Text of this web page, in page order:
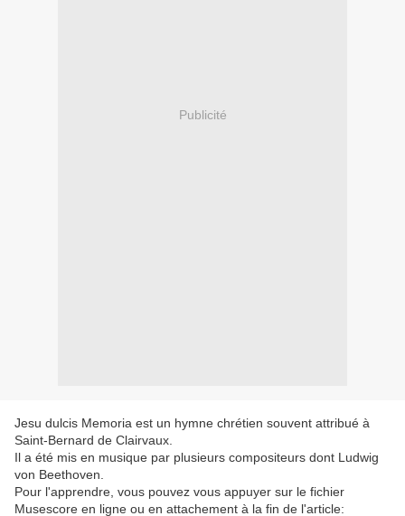
Publicité
Jesu dulcis Memoria est un hymne chrétien souvent attribué à
Saint-Bernard de Clairvaux.
Il a été mis en musique par plusieurs compositeurs dont Ludwig
von Beethoven.
Pour l'apprendre, vous pouvez vous appuyer sur le fichier
Musescore en ligne ou en attachement à la fin de l'article: